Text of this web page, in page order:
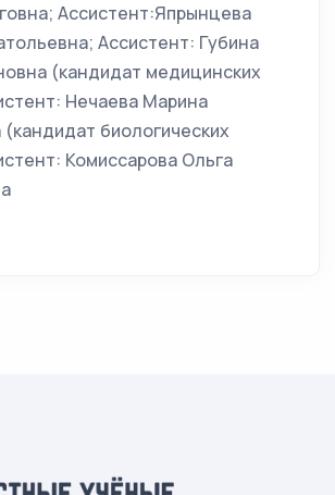
Ассистент:Япрынцева
Ассистент: Губина
(кандидат медицинских
Нечаева Марина
биологических
Комиссарова Ольга